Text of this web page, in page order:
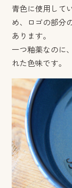
青色に使用して
め、ロゴの部分
あります。
一つ釉薬なのに
れた色味です。